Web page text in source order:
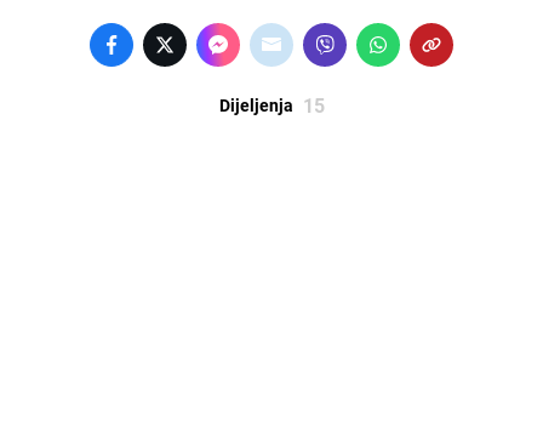
Dijeljenja 15